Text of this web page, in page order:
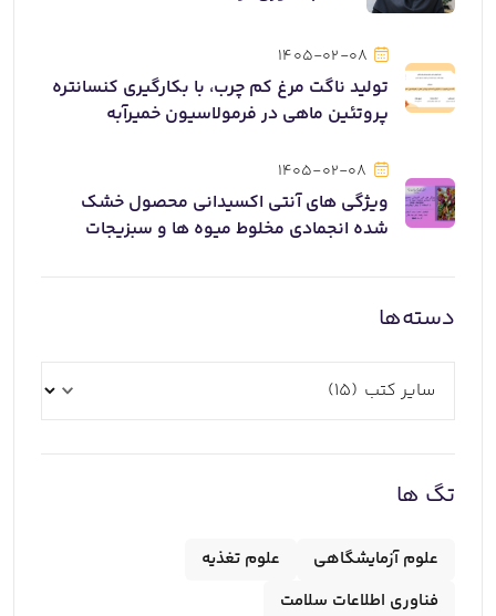
1405-02-08
تولید ناگت مرغ کم چرب، با بکارگیری کنسانتره
پروتئین ماهی در فرمولاسیون خمیرآبه
1405-02-08
ویژگی های آنتی اکسیدانی محصول خشک
شده انجمادی مخلوط میوه ها و سبزیجات
دسته‌ها
تگ ها
علوم آزمایشگاهی
علوم تغذیه
فناوری اطلاعات سلامت